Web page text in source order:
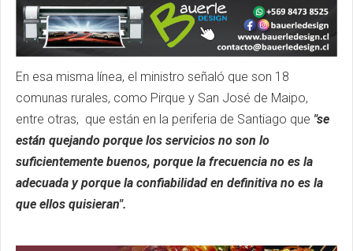
En esa misma línea, el ministro señaló que son 18
comunas rurales, como Pirque y San José de Maipo,
entre otras, que están en la periferia de Santiago que "se
están quejando porque los servicios no son lo
suficientemente buenos, porque la frecuencia no es la
adecuada y porque la confiabilidad en definitiva no es la
que ellos quisieran".